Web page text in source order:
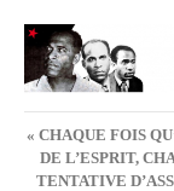
« CHAQUE FOIS
DE L’ESPRIT,
TENTATIVE